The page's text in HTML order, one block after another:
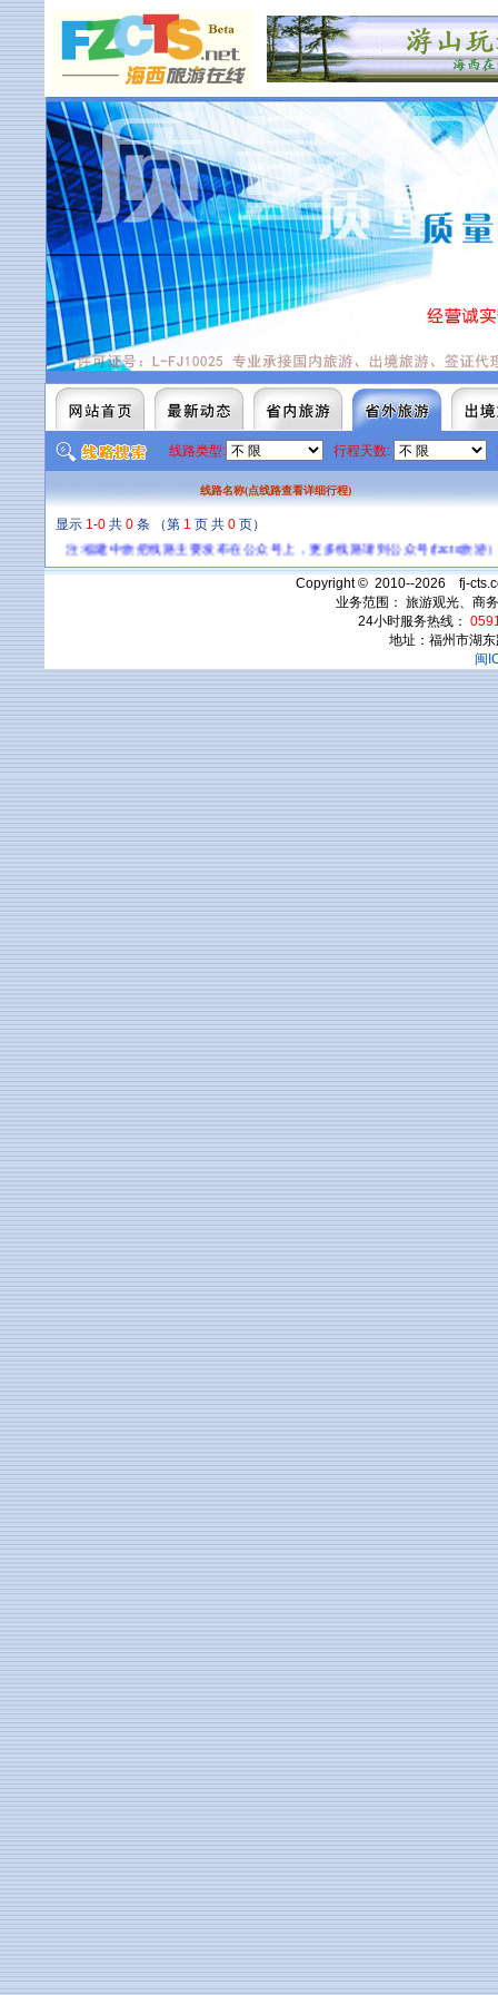
线路类型: 行程天数:
线路名称(点线路查看详细行程)
显示 1-0 共 0 条 （第 1 页 共 0 页）
注:福建中旅把线路主要发布在公众号上，更多线路请到公众号(fzcts旅
Copyright © 2010--2026 fj-
业务范围： 旅游观光、商
24小时服务热线：
地址：福州市湖
闽